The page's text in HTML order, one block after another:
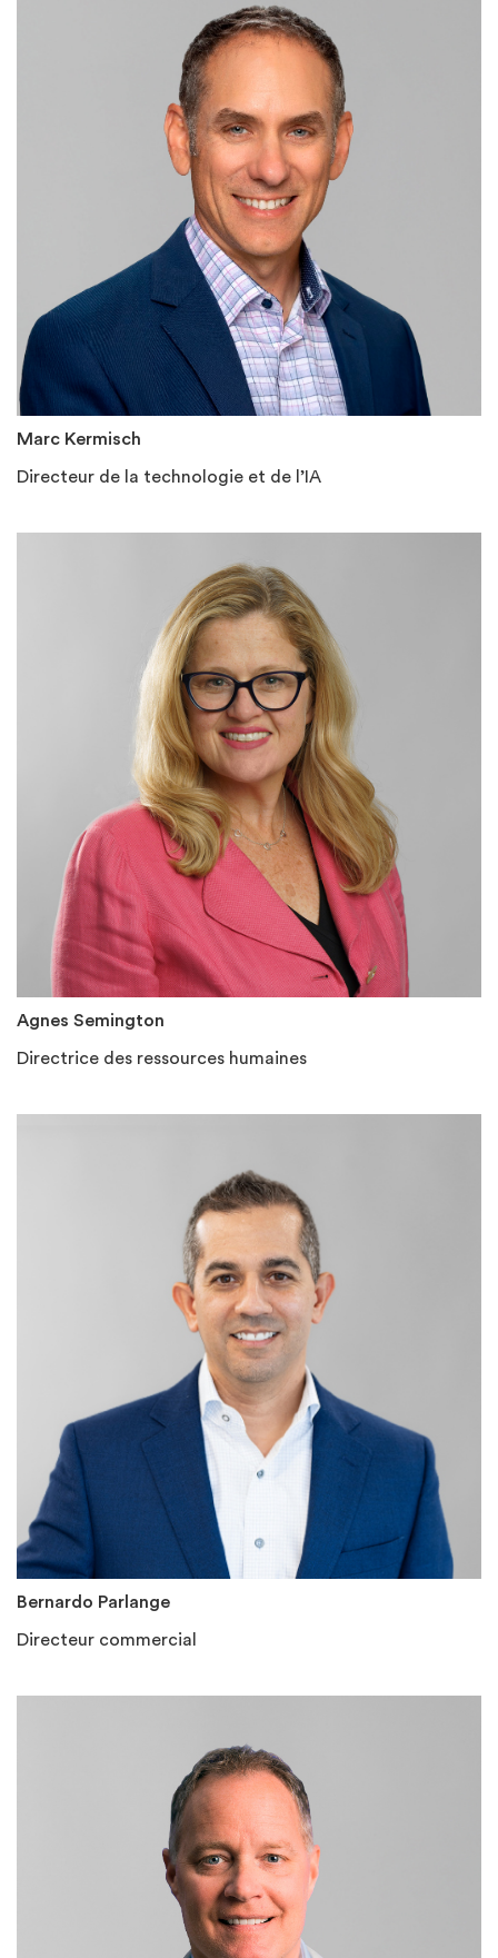
Marc Kermisch
Directeur de la technologie et de l’IA
Agnes Semington
Directrice des ressources humaines
Bernardo Parlange
Directeur commercial